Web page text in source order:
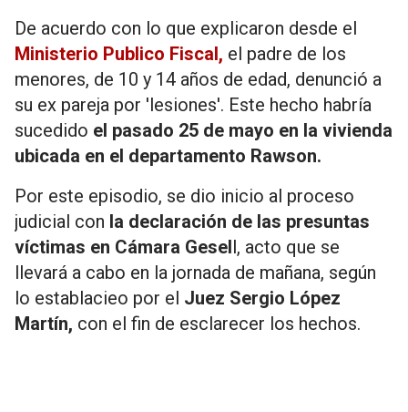
De acuerdo con lo que explicaron desde el
Ministerio Publico Fiscal, el padre de los
menores, de 10 y 14 años de edad, denunció a
su ex pareja por 'lesiones'. Este hecho habría
sucedido el pasado 25 de mayo en la vivienda
ubicada en el departamento Rawson.
Por este episodio, se dio inicio al proceso
judicial con la declaración de las presuntas
víctimas en Cámara Gesell, acto que se
llevará a cabo en la jornada de mañana, según
lo establacieo por el Juez Sergio López
Martín, con el fin de esclarecer los hechos.